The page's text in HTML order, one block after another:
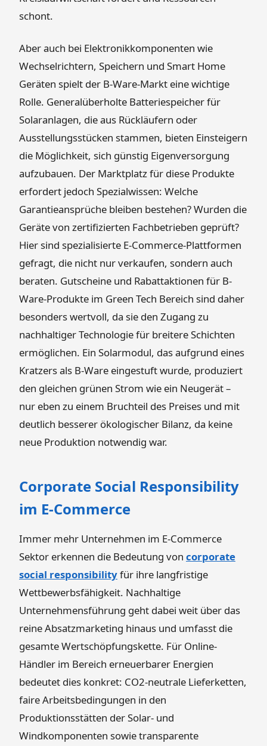
schont.
Aber auch bei Elektronikkomponenten wie
Wechselrichtern, Speichern und Smart Home
Geräten spielt der B-Ware-Markt eine wichtige
Rolle. Generalüberholte Batteriespeicher für
Solaranlagen, die aus Rückläufern oder
Ausstellungsstücken stammen, bieten Einsteigern
die Möglichkeit, sich günstig Eigenversorgung
aufzubauen. Der Marktplatz für diese Produkte
erfordert jedoch Spezialwissen: Welche
Garantieansprüche bleiben bestehen? Wurden die
Geräte von zertifizierten Fachbetrieben geprüft?
Hier sind spezialisierte E-Commerce-Plattformen
gefragt, die nicht nur verkaufen, sondern auch
beraten. Gutscheine und Rabattaktionen für B-
Ware-Produkte im Green Tech Bereich sind daher
besonders wertvoll, da sie den Zugang zu
nachhaltiger Technologie für breitere Schichten
ermöglichen. Ein Solarmodul, das aufgrund eines
Kratzers als B-Ware eingestuft wurde, produziert
den gleichen grünen Strom wie ein Neugerät –
nur eben zu einem Bruchteil des Preises und mit
deutlich besserer ökologischer Bilanz, da keine
neue Produktion notwendig war.
Corporate Social Responsibility
im E-Commerce
Immer mehr Unternehmen im E-Commerce
Sektor erkennen die Bedeutung von corporate
social responsibilityfür ihre langfristige
Wettbewerbsfähigkeit. Nachhaltige
Unternehmensführung geht dabei weit über das
reine Absatzmarketing hinaus und umfasst die
gesamte Wertschöpfungskette. Für Online-
Händler im Bereich erneuerbarer Energien
bedeutet dies konkret: CO2-neutrale Lieferketten,
faire Arbeitsbedingungen in den
Produktionsstätten der Solar- und
Windkomponenten sowie transparente